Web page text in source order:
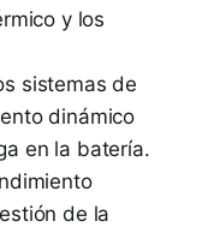
y los
sistemas de
dinámico
en la batería.
de la